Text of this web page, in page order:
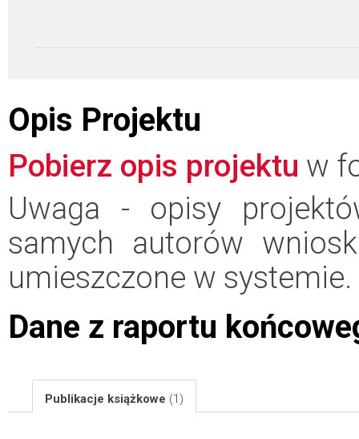
Opis Projektu
Pobierz opis projektu w
Uwaga - opisy
samych autorów
umieszczone w systemie.
Dane z raportu
Publikacje książkowe (1)